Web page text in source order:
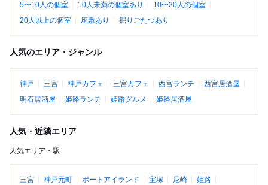
5〜10人の個室
10人未満の個室あり
10〜20人の個室
20人以上の個室
座敷あり 掘りごたつあり
人気のエリア・ジャンル
神戸 三宮 神戸カフェ 三宮カフェ 西宮ランチ
西宮居酒屋
明石居酒屋
姫路ランチ 姫路グルメ 姫路居酒屋
人気・近隣エリア
人気エリア・駅
三宮 神戸元町 ポートアイランド 宝塚 尼崎
姫路